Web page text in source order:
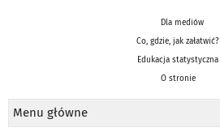
Dla mediów
Co, gdzie, jak załatwić?
Edukacja statystyczna
O stronie
Menu główne